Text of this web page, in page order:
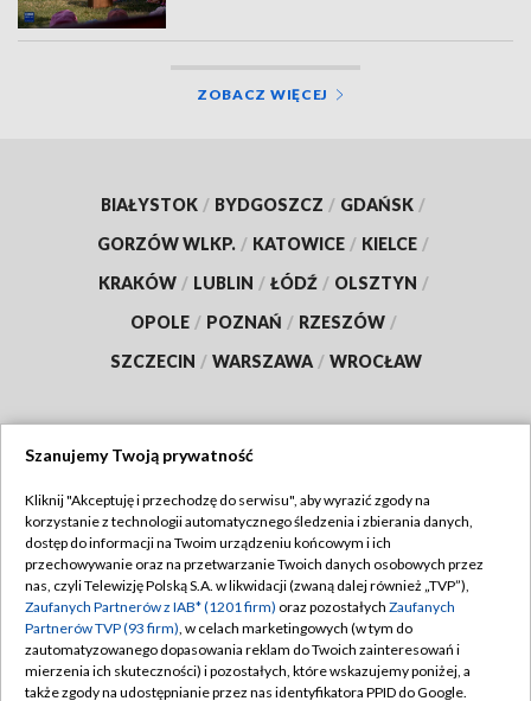
ZOBACZ WIĘCEJ
BIAŁYSTOK / BYDGOSZCZ / GDAŃSK /
GORZÓW WLKP. / KATOWICE / KIELCE /
KRAKÓW / LUBLIN / ŁÓDŹ / OLSZTYN /
OPOLE / POZNAŃ / RZESZÓW /
SZCZECIN / WARSZAWA / WROCŁAW
TVP
Abonament TVP
Emisja w TVP
Centrum informacji TVP
Naziemna Telewizja Cyfrowa
Regulamin TVP
Polityka prywatności
Moje zgody
Pomoc
Szanujemy Twoją prywatność
Kliknij "Akceptuję i przechodzę do serwisu", aby wyrazić zgody na
korzystanie z technologii automatycznego śledzenia i zbierania danych,
dostęp do informacji na Twoim urządzeniu końcowym i ich
przechowywanie oraz na przetwarzanie Twoich danych osobowych przez
nas, czyli Telewizję Polską S.A. w likwidacji (zwaną dalej również „TVP”),
Zaufanych Partnerów z IAB* (1201 firm) oraz pozostałych Zaufanych
Partnerów TVP (93 firm), w celach marketingowych (w tym do
zautomatyzowanego dopasowania reklam do Twoich zainteresowań i
mierzenia ich skuteczności) i pozostałych, które wskazujemy poniżej, a
także zgody na udostępnianie przez nas identyfikatora PPID do Google.